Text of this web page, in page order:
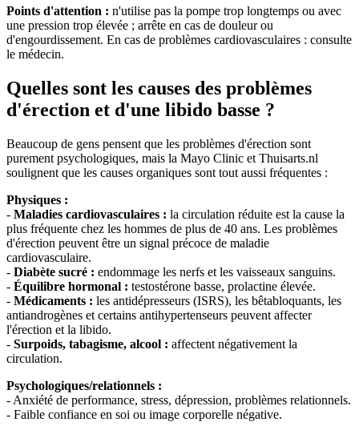
Points d'attention : n'utilise pas la pompe trop longtemps ou avec
une pression trop élevée ; arrête en cas de douleur ou
d'engourdissement. En cas de problèmes cardiovasculaires : consulte
le médecin.
Quelles sont les causes des problèmes
d'érection et d'une libido basse ?
Beaucoup de gens pensent que les problèmes d'érection sont
purement psychologiques, mais la Mayo Clinic et Thuisarts.nl
soulignent que les causes organiques sont tout aussi fréquentes :
Physiques :
- Maladies cardiovasculaires : la circulation réduite est la cause la
plus fréquente chez les hommes de plus de 40 ans. Les problèmes
d'érection peuvent être un signal précoce de maladie
cardiovasculaire.
- Diabète sucré : endommage les nerfs et les vaisseaux sanguins.
- Équilibre hormonal : testostérone basse, prolactine élevée.
- Médicaments : les antidépresseurs (ISRS), les bêtabloquants, les
antiandrogènes et certains antihypertenseurs peuvent affecter
l'érection et la libido.
- Surpoids, tabagisme, alcool : affectent négativement la
circulation.
Psychologiques/relationnels :
- Anxiété de performance, stress, dépression, problèmes relationnels.
- Faible confiance en soi ou image corporelle négative.